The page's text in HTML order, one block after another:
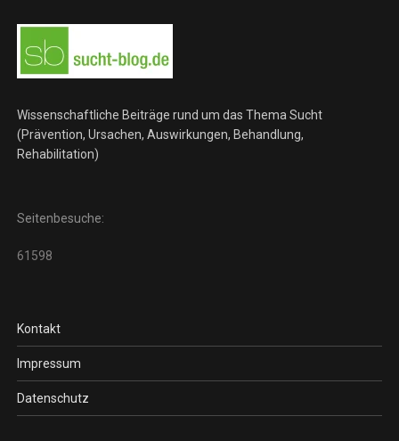
Wissenschaftliche Beiträge rund um das Thema Sucht
(Prävention, Ursachen, Auswirkungen, Behandlung,
Rehabilitation)
Seitenbesuche:
61598
Kontakt
Impressum
Datenschutz